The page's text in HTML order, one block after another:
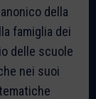
della
famiglia dei
delle scuole
nei suoi